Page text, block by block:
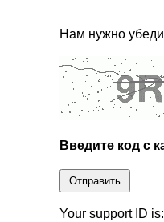
Нам нужно
Введите код с
Отправить
Your support ID